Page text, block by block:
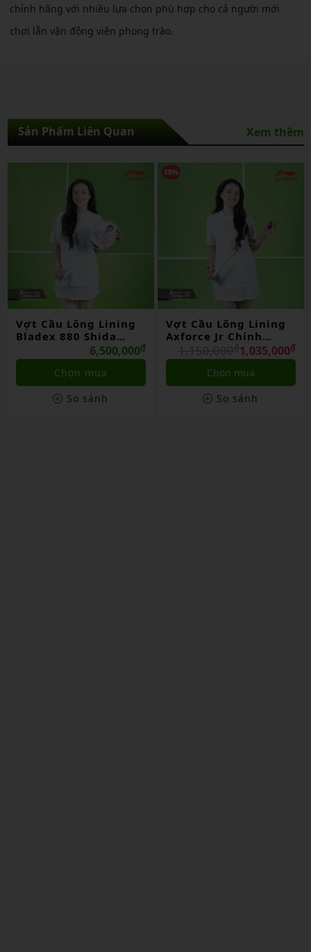
chính hãng với nhiều lựa chọn phù hợp cho cả người mới
chơi lẫn vận động viên phong trào.
Sản Phẩm Liên Quan Xem thêm
Vợt Cầu Lông Lining
Axforce Jr Chính
1,035,000
1,150,000₫
Chọn mua
So sánh
Vợt Cầu Lông Lining
3d Calibar 800
Hãng
3,900,000₫
Liên hệ
So sánh